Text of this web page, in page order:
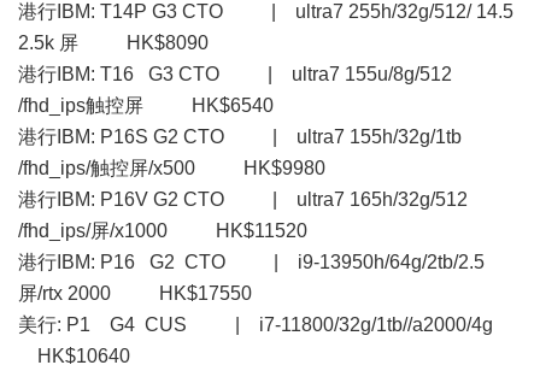
港行IBM: T14P G3 CTO | ultra7 255h/32g/512/ 14.5
2.5k 屏 HK$8090
港行IBM: T16 G3 CTO | ultra7 155u/8g/512
/fhd_ips触控屏 HK$6540
港行IBM: P16S G2 CTO | ultra7 155h/32g/1tb
/fhd_ips/触控屏/x500 HK$9980
港行IBM: P16V G2 CTO | ultra7 165h/32g/512
/fhd_ips/屏/x1000 HK$11520
港行IBM: P16 G2 CTO | i9-13950h/64g/2tb/2.5
屏/rtx 2000 HK$17550
美行: P1 G4 CUS | i7-11800/32g/1tb//a2000/4g
HK$10640